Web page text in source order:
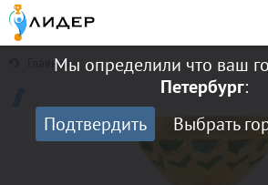
Мы определили что ваш
Петербург:
Подтвердить
Выбрать
Главная